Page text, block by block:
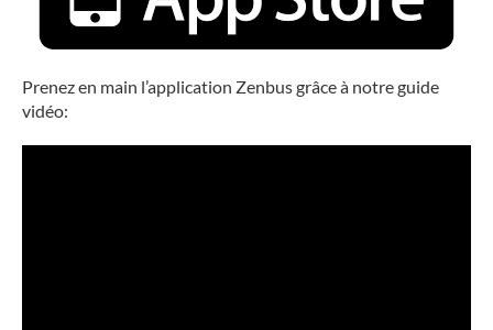
Prenez en main l’application Zenbus grâce à notre guide
vidéo: